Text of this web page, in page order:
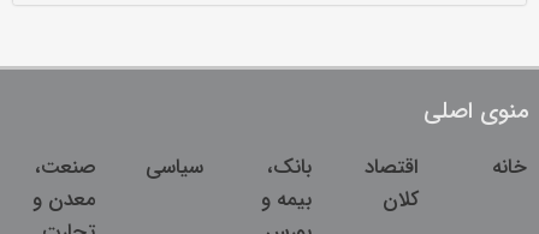
منوی اصلی
خانه
اقتصاد
کلان
بانک،
بیمه و
سیاسی
صنعت،
معدن و